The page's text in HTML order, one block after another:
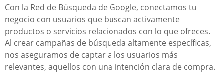
Con la Red de Búsqueda de Google, conectamos tu
negocio con usuarios que buscan activamente
productos o servicios relacionados con lo que ofreces.
Al crear campañas de búsqueda altamente específicas,
nos aseguramos de captar a los usuarios más
relevantes, aquellos con una intención clara de compra.